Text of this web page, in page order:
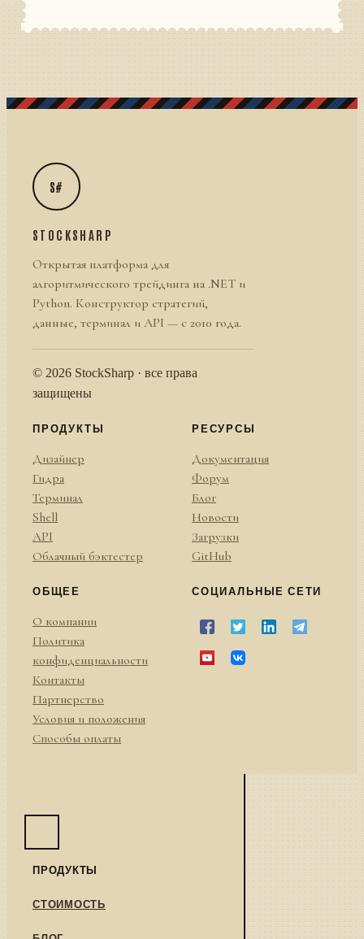
S#
STOCKSHARP
Открытая платформа для
алгоритмического трейдинга на .NET и
Python. Конструктор стратегий,
данные, терминал и API — с 2010 года.
© 2026 StockSharp · все права
защищены
ПРОДУКТЫ
Дизайнер
Гидра
Терминал
Shell
API
Облачный бэктестер
РЕСУРСЫ
Документация
Форум
Блог
Новости
Загрузки
GitHub
ОБЩЕЕ
О компании
Политика
конфиденциальности
Контакты
Партнерство
Условия и положения
Способы оплаты
СОЦИАЛЬНЫЕ СЕТИ
ПРОДУКТЫ
СТОИМОСТЬ